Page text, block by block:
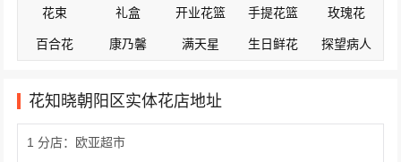
花束 礼盒 开业花篮 手提花篮 玫瑰花
百合花 康乃馨 满天星 生日鲜花 探望病人
花知晓朝阳区实体花店地址
1 分店：欧亚超市